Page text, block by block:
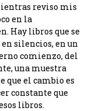
reviso mis
en la
Hay libros que se
en silencios, en un
comienzo, del
una muestra
el cambio es
constante que
libros.